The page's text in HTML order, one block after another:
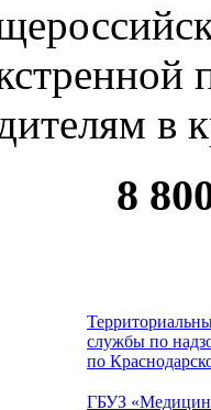
в
8
службы по
по
ГБУЗ